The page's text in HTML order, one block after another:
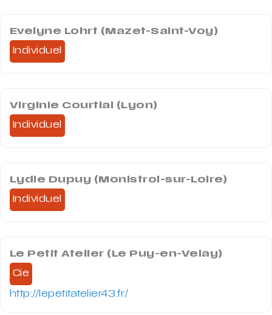
Evelyne Lohrt (Mazet-Saint-Voy)
Individuel
Virginie Courtial (Lyon)
Individuel
Lydie Dupuy (Monistrol-sur-Loire)
Individuel
Le Petit Atelier (Le Puy-en-Velay)
Cie
http://lepetitatelier43.fr/